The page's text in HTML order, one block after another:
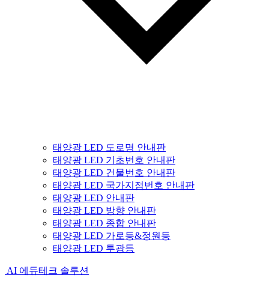
태양광 LED 도로명 안내판
태양광 LED 기초번호 안내판
태양광 LED 건물번호 안내판
태양광 LED 국가지점번호 안내판
태양광 LED 안내판
태양광 LED 방향 안내판
태양광 LED 종합 안내판
태양광 LED 가로등&정원등
태양광 LED 투광등
AI 에듀테크 솔루션